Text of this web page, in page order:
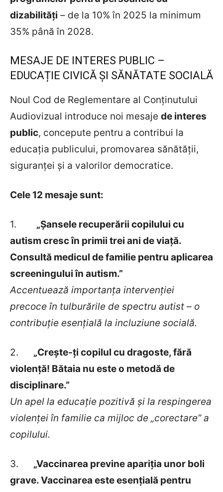
dizabilități – de la 10% în 2025 la minimum
35% până în 2028.
MESAJE DE INTERES PUBLIC –
EDUCAȚIE CIVICĂ ȘI SĂNĂTATE SOCIALĂ
Noul Cod de Reglementare al Conținutului
Audiovizual introduce noi mesaje de interes
public, concepute pentru a contribui la
educația publicului, promovarea sănătății,
siguranței și a valorilor democratice.
Cele 12 mesaje sunt:
1. „Șansele recuperării copilului cu
autism cresc în primii trei ani de viață.
Consultă medicul de familie pentru aplicarea
screeningului în autism.”
Accentuează importanța intervenției
precoce în tulburările de spectru autist – o
contribuție esențială la incluziune socială.
2. „Crește-ți copilul cu dragoste, fără
violență! Bătaia nu este o metodă de
disciplinare.”
Un apel la educație pozitivă și la respingerea
violenței în familie ca mijloc de „corectare” a
copilului.
3. „Vaccinarea previne apariția unor boli
grave. Vaccinarea este esențială pentru